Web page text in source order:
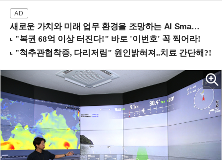
새로운 가치와 미래 업무 환경을 조망하는 AI Smart Work Summit 2026 (9/11 코엑스)